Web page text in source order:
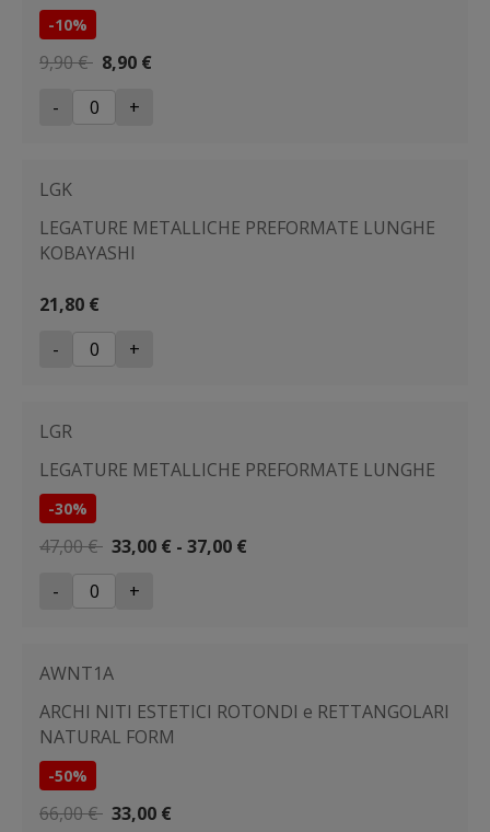
-10%
9,90 € 8,90 €
-
+
LGK
LEGATURE METALLICHE PREFORMATE LUNGHE
KOBAYASHI
21,80 €
-
+
LGR
LEGATURE METALLICHE PREFORMATE LUNGHE
-30%
47,00 € 33,00 € - 37,00 €
-
+
AWNT1A
ARCHI NITI ESTETICI ROTONDI e RETTANGOLARI
NATURAL FORM
-50%
66,00 € 33,00 €